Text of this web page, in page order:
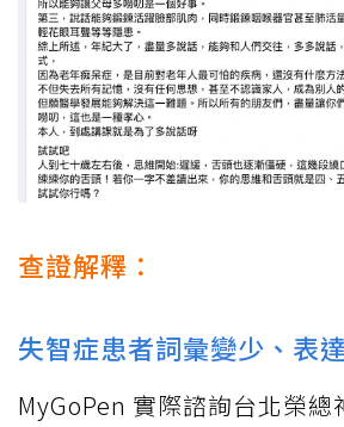
查證解釋：
失智症患者詞彙變少、表
MyGoPen 實際諮詢台北榮